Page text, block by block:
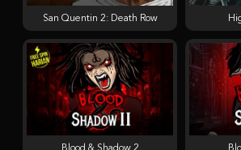
San Quentin 2: Death Row
Blood & Shadow 2